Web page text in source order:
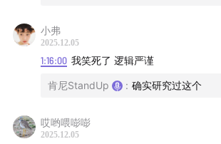
小弗
2025.12.05
1:16:00 我笑死了 逻辑严谨
肯尼StandUp : 确实研究过这个
哎哟喂嘭嘭
2025.12.05